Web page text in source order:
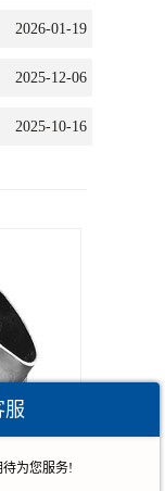
2026-01-19
2025-12-06
2025-10-16
服
为您服务!